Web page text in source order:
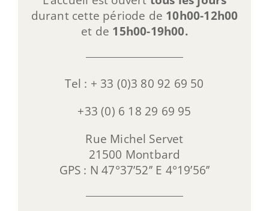
durant cette période de 10h00-12h00
et de 15h00-19h00.
Tel : + 33 (0)3 80 92 69 50
+33 (0) 6 18 29 69 95
Rue Michel Servet
21500 Montbard
GPS : N 47°37’52’’ E 4°19’56’’